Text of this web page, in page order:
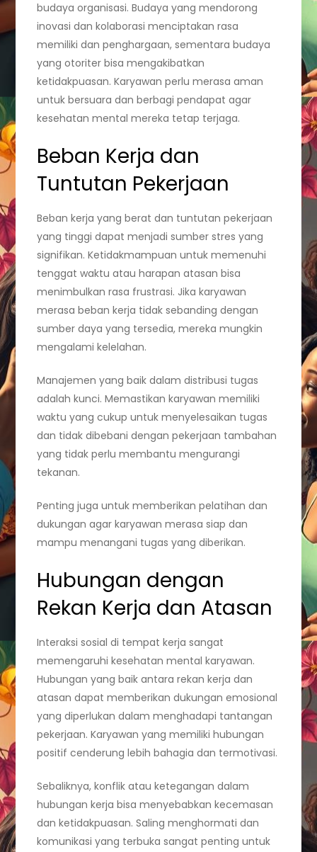
budaya organisasi. Budaya yang mendorong
inovasi dan kolaborasi menciptakan rasa
memiliki dan penghargaan, sementara budaya
yang otoriter bisa mengakibatkan
ketidakpuasan. Karyawan perlu merasa aman
untuk bersuara dan berbagi pendapat agar
kesehatan mental mereka tetap terjaga.
Beban Kerja dan
Tuntutan Pekerjaan
Beban kerja yang berat dan tuntutan pekerjaan
yang tinggi dapat menjadi sumber stres yang
signifikan. Ketidakmampuan untuk memenuhi
tenggat waktu atau harapan atasan bisa
menimbulkan rasa frustrasi. Jika karyawan
merasa beban kerja tidak sebanding dengan
sumber daya yang tersedia, mereka mungkin
mengalami kelelahan.
Manajemen yang baik dalam distribusi tugas
adalah kunci. Memastikan karyawan memiliki
waktu yang cukup untuk menyelesaikan tugas
dan tidak dibebani dengan pekerjaan tambahan
yang tidak perlu membantu mengurangi
tekanan.
Penting juga untuk memberikan pelatihan dan
dukungan agar karyawan merasa siap dan
mampu menangani tugas yang diberikan.
Hubungan dengan
Rekan Kerja dan Atasan
Interaksi sosial di tempat kerja sangat
memengaruhi kesehatan mental karyawan.
Hubungan yang baik antara rekan kerja dan
atasan dapat memberikan dukungan emosional
yang diperlukan dalam menghadapi tantangan
pekerjaan. Karyawan yang memiliki hubungan
positif cenderung lebih bahagia dan termotivasi.
Sebaliknya, konflik atau ketegangan dalam
hubungan kerja bisa menyebabkan kecemasan
dan ketidakpuasan. Saling menghormati dan
komunikasi yang terbuka sangat penting untuk